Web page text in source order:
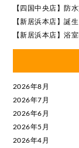
【四国中央店】防
【新居浜本店】誕
【新居浜本店】浴
2026年8月
2026年7月
2026年6月
2026年5月
2026年4月